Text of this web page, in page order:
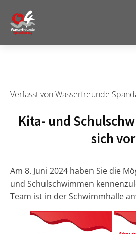
Verfasst von Wasserfreunde
Kita- und
sich vor
Am 8. Juni 2024 haben Sie die
und Schulschwimmen
Team ist in der Schwimmhalle